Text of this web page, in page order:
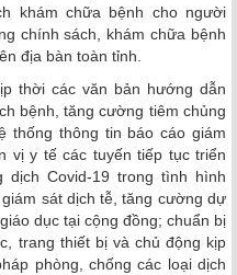
khám chữa bệnh cho người
chính sách, khám chữa bệnh
địa bàn toàn tỉnh.
thời các văn bản hướng dẫn
bệnh, tăng cường tiêm chủng
thống thông tin báo cáo giám
vị y tế các tuyến tiếp tục triển
dịch Covid-19 trong tình hình
sát dịch tễ, tăng cường dự
dục tại cộng đồng; chuẩn bị
trang thiết bị và chủ động kịp
phòng, chống các loại dịch